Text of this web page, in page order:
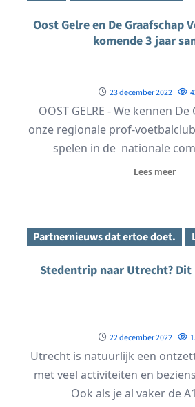
Oost Gelre en De Graafschap
komende 3 jaar
23 december 2022
OOST GELRE - We kennen
onze regionale prof-
spelen in de nationale
Lees meer
Partnernieuws dat ertoe doet.
Stedentrip naar Utrecht?
22 december 2022
Utrecht is natuurlijk een
met veel activiteiten en
Ook als je al vaker de